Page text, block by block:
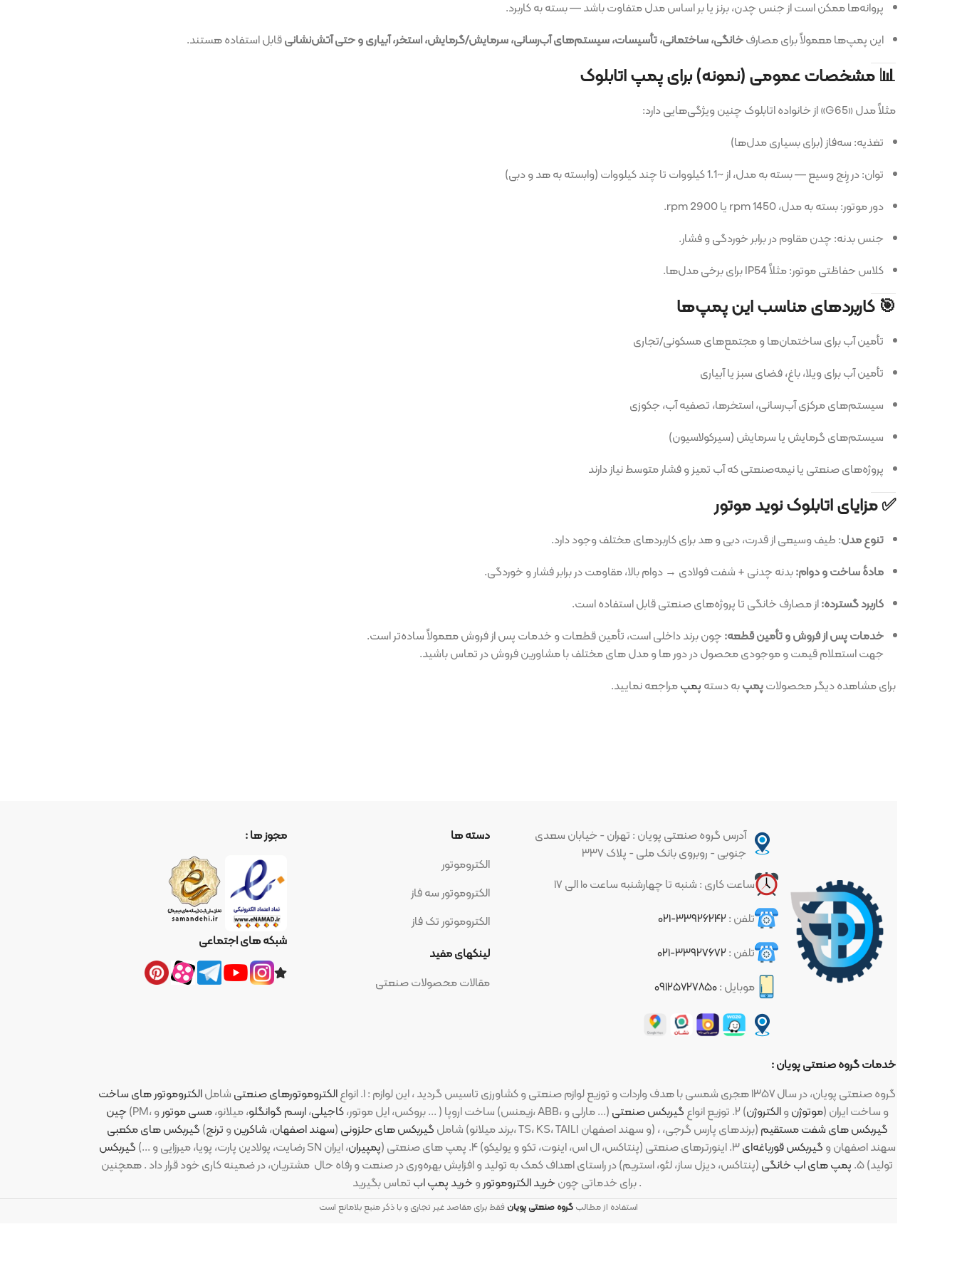
پروانه‌ها ممکن است از جنس چدن، برنز یا بر اساس مدل متفاوت باشد — بسته به کاربرد.
این پمپ‌ها معمولاً برای مصارفخانگی، ساختمانی، تأسیسات، سیستم‌های آب‌رسانی، سرمایش/گرمایش، استخر، آبیاری و حتی آتش‌نشانیقابل استفاده هستند.
📊 مشخصات عمومی (نمونه) برای پمپ اتابلوک
تغذیه: سه‌فاز (برای بسیاری مدل‌ها)
توان: در رِنج وسیع — بسته به مدل، از ~1.1 کیلووات تا چند کیلووات (وابسته به هد و دبی)
دور موتور: بسته به مدل، 1450 rpm یا 2900 rpm.
جنس بدنه: چدن مقاوم در برابر خوردگی و فشار.
کلاس حفاظتی موتور: مثلاً IP54 برای برخی مدل‌ها.
🎯 کاربردهای مناسب این پمپ‌ها
تأمین آب برای ساختمان‌ها و مجتمع‌های مسکونی/تجاری
تأمین آب برای ویلا، باغ، فضای سبز یا آبیاری
سیستم‌های مرکزی آب‌رسانی، استخرها، تصفیه آب، جکوزی
سیستم‌های گرمایش یا سرمایش (سیرکولاسیون)
پروژه‌های صنعتی یا نیمه‌صنعتی که آب تمیز و فشار متوسط نیاز دارند
✅ مزایای اتابلوک نوید موتور
: طیف وسیعی از قدرت، دبی و هد برای کاربردهای مختلف وجود دارد.
مادهٔ ساخت و دوام:بدنه چدنی + شفت فولادی → دوام بالا، مقاومت در برابر فشار و خوردگی.
کاربرد گسترده:از مصارف خانگی تا پروژه‌های صنعتی قابل استفاده است.
خدمات پس از فروش و تأمین قطعه:چون برند داخلی است، تأمین قطعات و خدمات پس از فروش معمولاً ساده‌تر است.
جهت استعلام قیمت و موجودی محصول در دور ها و مدل های مختلف با مشاورین فروش در تماس باشید.
برای مشاهده دیگر محصولاتپمپبه دستهپمپمراجعه نمایید.
آدرس گروه صنعتی پویان : تهران - خیابان سعدی
جنوبی - روبروی بانک ملی - پلاک ۳۳۷
ساعت کاری : شنبه تا چهارشنبه ساعت ۱۰ الی ۱۷
تلفن :
۳۳۹۲۶۲۴۲-۰۲۱
تلفن :
۳۳۹۲۷۶۷۲-۰۲۱
۰۹۱۲۵۷۲۷۸۵۰
دسته ها
الکتروموتور سه فاز
الکتروموتور تک فاز
لینکهای مفید
مقالات محصولات صنعتی
شبکه های اجتماعی
خدمات گروه صنعتی پویان :
گروه صنعتی پویان، در سال ۱۳۵۷ هجری شمسی با هدف واردات و توزیع لوازم صنعتی و کشاورزی تاسیس گردید ، این لوازم : ۱. انواع
الکتروموتورهای صنعتیشاملالکتروموتور های ساخت
چین
(PM، بروکس، ایل موتور،کاجیلی،ارسم گوانگلو، میلانو،مسی موتور و ... ) ساخت اروپا (زیمنس، ABB، مارلی و ...) و ساخت ایران (موتوژنوالکتروژن) ۲. توزیع انواع
گیربکس صنعتی
شاملگیربکس های حلزونی(سهند اصفهان،شاکرینوترنج)گیربکس های مکعبی (برند میلانو، TS، KS، TAILI و سهند اصفهان) ، گیربکس های شفت مستقیم(برندهای پارس گرجی،
رضایت، پولادین پارت، پویا، میرزایی و ...)گیربکس SN سهند اصفهان وگیربکس قورباغه‌ای۳. اینورترهای صنعتی (پنتاکس، ال اس، اینوت، تکو و یولیکو) ۴. پمپ های صنعتی ( پمپیران، ایران
پمپ های اب خانگی(پنتاکس، دیزل ساز، لئو، استریم) در راستای اهداف کمک به تولید و افزایش بهره‌وری در صنعت و رفاه حال مشتریان، در ضمینه کاری خود قرار داد . همچنین
برای خدماتی چونخرید الکتروموتوروخرید پمپ اب
استفاده از مطالبگروه صنعتی پویانفقط برای مقاصد غیر تجاری و با ذکر منبع بلامانع است